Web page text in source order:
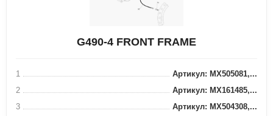
G490-4 FRONT FRAME
1
Артикул: MX505081,...
2
Артикул: MX161485,...
3
Артикул: MX504308,...